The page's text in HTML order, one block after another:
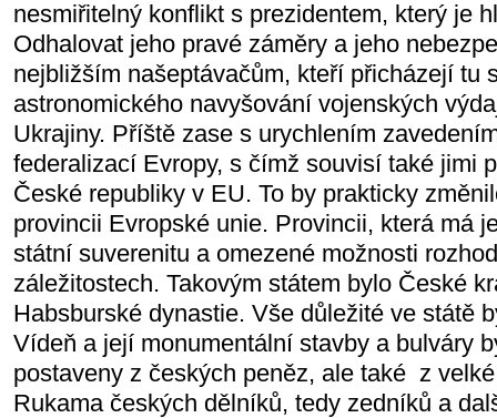
nesmiřitelný konflikt s prezidentem, který je
Odhalovat jeho pravé záměry a jeho
nejbližším našeptávačům, kteří přicházejí tu
astronomického navyšování vojenských
Ukrajiny. Příště zase s urychlením
federalizací Evropy, s čímž souvisí také jimi
České republiky v EU. To by prakticky
provincii Evropské unie. Provincii, která má
státní suverenitu a omezené možnosti
záležitostech. Takovým státem bylo České
Habsburské dynastie. Vše důležité ve státě
Vídeň a její monumentální stavby a bulváry
postaveny z českých peněz, ale také z
Rukama českých dělníků, tedy zedníků a